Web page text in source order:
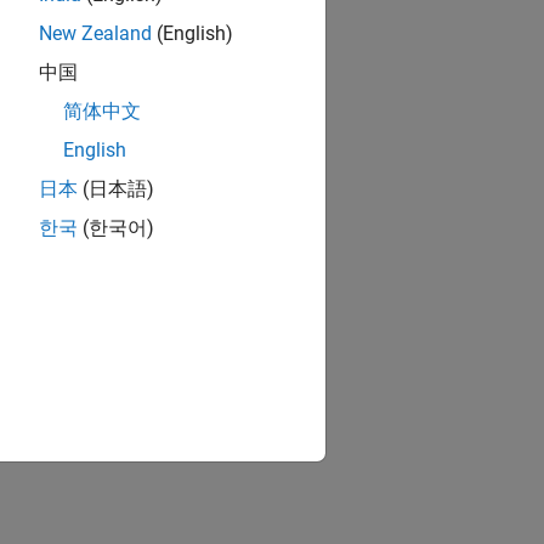
the
New Zealand (English)
中国
简体中文
English
日本 (日本語)
한국 (한국어)